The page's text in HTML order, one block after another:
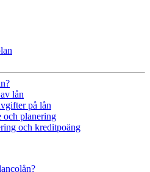
lån
på lån
och planering
och kreditpoäng